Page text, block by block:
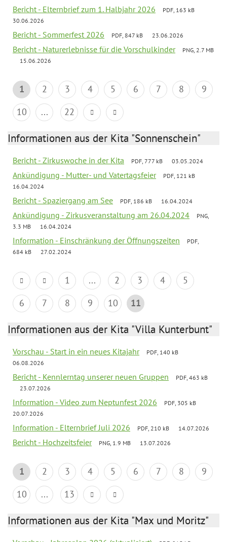
Bericht - Elternbrief zum 1. Halbjahr 2026
PDF, 163 kB
30.06.2026
Bericht - Sommerfest 2026 PDF, 847 kB 23.06.2026
Bericht - Naturerlebnisse für die Vorschulkinder
PNG, 2.7 MB
15.06.2026
1 2 3 4 5 6 7 8
9
10
... 22
Informationen aus der Kita "Sonnenschein"
Bericht - Zirkuswoche in der Kita PDF, 777 kB 03.05.2024
Ankündigung - Mutter- und Vatertagsfeier
PDF, 121 kB
16.04.2024
Bericht - Spaziergang am See PDF, 186 kB 16.04.2024
Ankündigung - Zirkusveranstaltung am 26.04.2024
PNG,
3.3 MB
16.04.2024
Information - Einschränkung der Öffnungszeiten
PDF,
684 kB
27.02.2024
1 ... 2 3 4
5
6
7 8 9 10 11
Informationen aus der Kita "Villa Kunterbunt"
Vorschau - Start in ein neues Kitajahr
PDF, 140 kB
06.08.2026
Bericht - Kennlerntag unserer neuen Gruppen
PDF, 463 kB
23.07.2026
Information - Video zum Neptunfest 2026
PDF, 305 kB
20.07.2026
Information - Elternbrief Juli 2026 PDF, 210 kB 14.07.2026
Bericht - Hochzeitsfeier PNG, 1.9 MB 13.07.2026
1 2 3 4 5 6 7 8
9
10
... 13
Informationen aus der Kita "Max und Moritz"